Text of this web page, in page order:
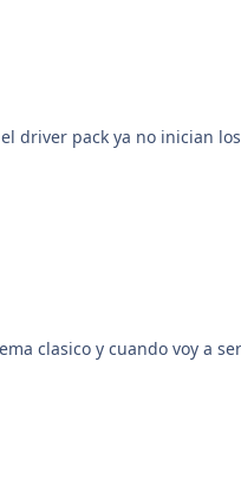
pack ya no inician
clasico y cuando voy a